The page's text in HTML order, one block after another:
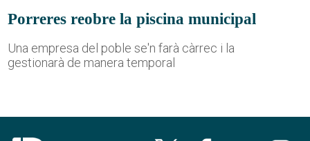
Porreres reobre la piscina municipal
Una empresa del poble se'n farà càrrec i la
gestionarà de manera temporal